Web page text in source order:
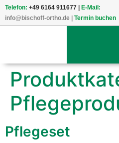
Telefon: +49 6164 911677 |
E-Mail:
info@bischoff-ortho.de
Termin buchen
Pflegeset